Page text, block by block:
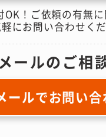
OK！ご依頼の有無に
にお問い合わせく
メールのご相
ールでお問い合